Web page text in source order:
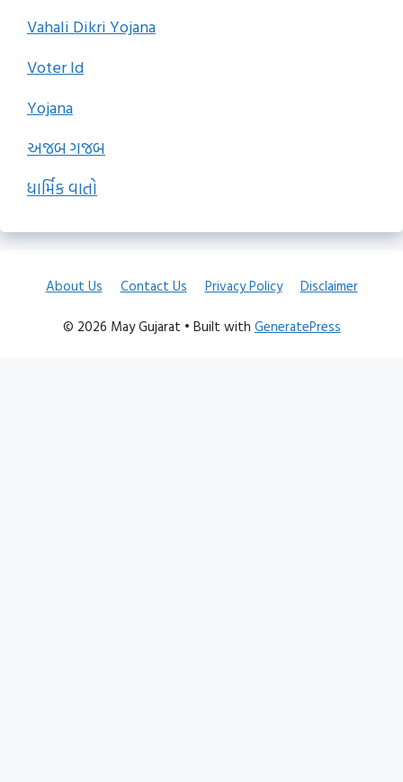
Vahali Dikri Yojana
Voter Id
Yojana
અજબ ગજબ
ધાર્મિક વાતો
About Us Contact Us Privacy Policy
Disclaimer
© 2026 May Gujarat • Built with GeneratePress